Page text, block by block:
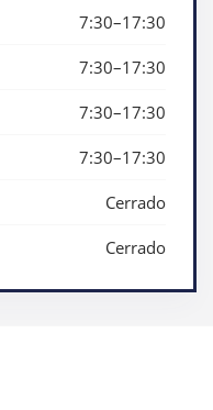
7:30–17:30
7:30–17:30
7:30–17:30
7:30–17:30
Cerrado
Cerrado